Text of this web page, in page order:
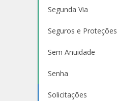
Segunda Via
Seguros e Proteções
Sem Anuidade
Senha
Solicitações